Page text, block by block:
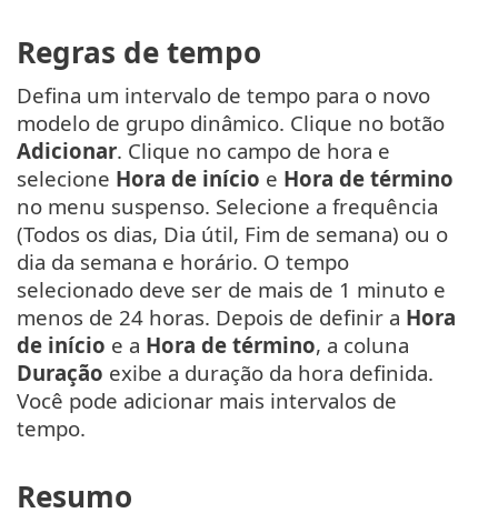
Regras de tempo
Defina um intervalo de tempo para o novo
modelo de grupo dinâmico. Clique no botão
Adicionar. Clique no campo de hora e
selecione Hora de início e Hora de término
no menu suspenso. Selecione a frequência
(Todos os dias, Dia útil, Fim de semana) ou o
dia da semana e horário. O tempo
selecionado deve ser de mais de 1 minuto e
menos de 24 horas. Depois de definir a Hora
de início e a Hora de término, a coluna
Duração exibe a duração da hora definida.
Você pode adicionar mais intervalos de
tempo.
Resumo